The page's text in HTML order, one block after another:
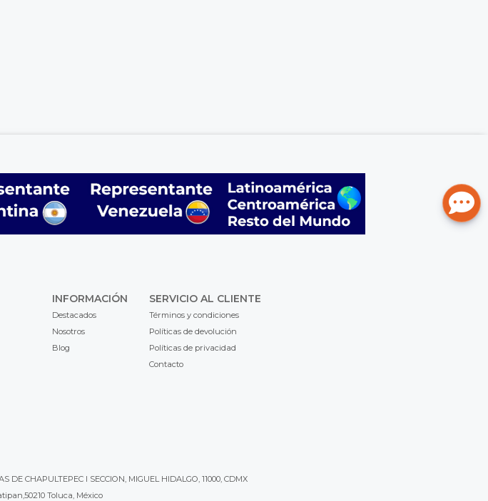
INFORMACIÓN
Destacados
Nosotros
Blog
SERVICIO AL CLIENTE
Términos y condiciones
Políticas de devolución
Políticas de privacidad
Contacto
CHAPULTEPEC I SECCION, MIGUEL HIDALGO, 11000, CDMX
Toluca, México